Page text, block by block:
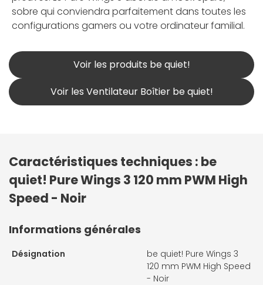
sobre qui conviendra parfaitement dans toutes les
configurations gamers ou votre ordinateur familial.
Voir les produits be quiet!
Voir les Ventilateur Boîtier be quiet!
Caractéristiques techniques : be
quiet! Pure Wings 3 120 mm PWM High
Speed - Noir
Informations générales
Désignation
be quiet! Pure Wings 3
120 mm PWM High Speed
- Noir